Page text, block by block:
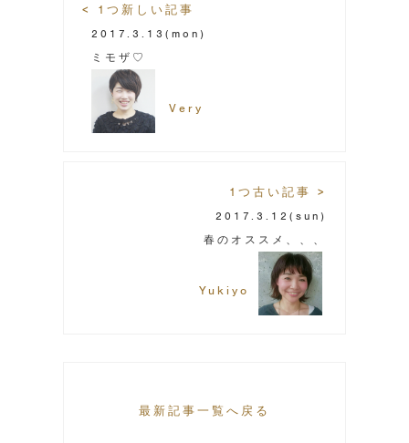
< 1つ新しい記事
2017.3.13 (mon)
ミモザ♡
Very
1つ古い記事 >
2017.3.12 (sun)
春のオススメ、、、
Yukiyo
最新記事一覧へ戻る